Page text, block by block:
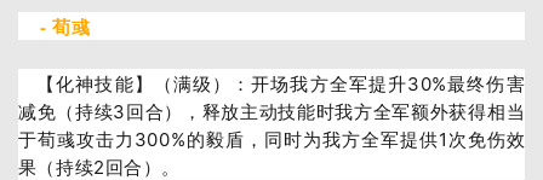
- 荀彧
【化神技能】（满级）：开场我方全军提升30%最终伤害
减免（持续3回合），释放主动技能时我方全军额外获得相当
于荀彧攻击力300%的毅盾，同时为我方全军提供1次免伤效
果（持续2回合）。